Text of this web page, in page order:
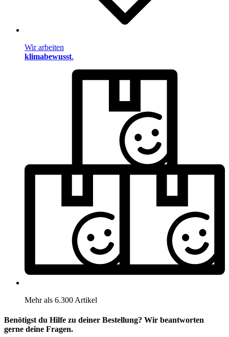
Wir arbeiten
klimabewusst.
Mehr als 6.300 Artikel
Benötigst du Hilfe zu deiner Bestellung? Wir beantworten
gerne deine Fragen.